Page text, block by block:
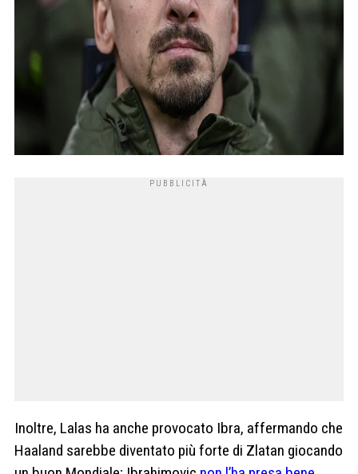
Inoltre, Lalas ha anche provocato Ibra, affermando che
Haaland sarebbe diventato più forte di Zlatan giocando